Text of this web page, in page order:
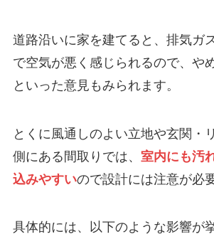
道路沿いに家を建てると、排気ガ
で空気が悪く感じられるので、や
といった意見もみられます。
とくに風通しのよい立地や玄関・
側にある間取りでは、 室内にも汚
込みやすいので設計には注意が必
具体的には、以下のような影響が